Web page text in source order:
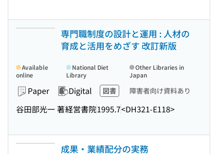
専門職制度の設計と運用 : 人材の
育成と活用をめざす 改訂新版
Paper Digital 図書 障害者向け資料あり
谷田部光一 著経営書院1995.7<DH321-E118>
Available
online
National Diet
Library
Other Libraries in
Japan
成果・業績配分の実務